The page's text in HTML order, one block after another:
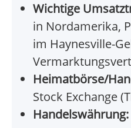
Wichtige
in Nordamerika,
im Haynesville-
Heimatbörse/
Stock Exchange
Handelswährung: